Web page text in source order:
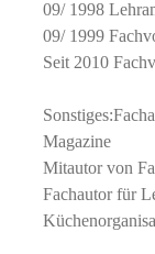
09/ 1998
09/ 1999
Seit 2010
Magazine
Mitautor von
Fachautor für